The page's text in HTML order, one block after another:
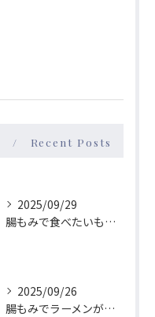
Recent Posts
2025/09/29
腸もみで食べたいものが変わる！→食が変わると性格も変わる？！
2025/09/26
腸もみでラーメンが食べたくなくなる😳？！